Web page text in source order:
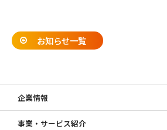
お知らせ一覧
企業情報
事業・サービス紹介